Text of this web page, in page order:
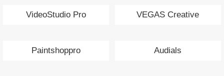
VideoStudio Pro VEGAS Creative
Paintshoppro Audials